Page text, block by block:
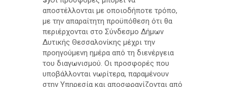
αποστέλλονται με οποιοδήποτε τρόπο,
με την απαραίτητη προϋπόθεση ότι θα
περιέρχονται στο Σύνδεσμο Δήμων
Δυτικής Θεσσαλονίκης μέχρι την
προηγούμενη ημέρα από τη διενέργεια
του διαγωνισμού. Οι προσφορές που
υποβάλλονται νωρίτερα, παραμένουν
στην Υπηρεσία και αποσφραγίζονται από